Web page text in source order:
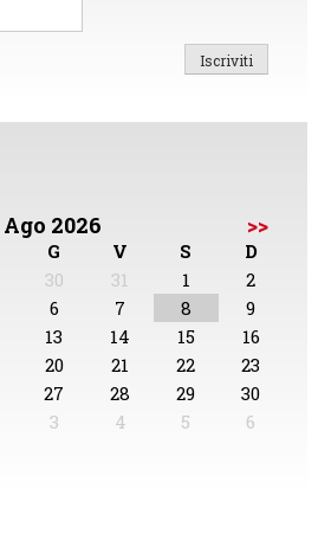
Ago 2026 >>
G V S
D
30 31 1
2
6 7 8
9
13 14 15
16
20 21 22
23
27 28 29
30
3 4 5 6